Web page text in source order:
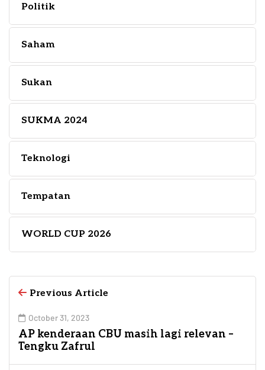
Politik
Saham
Sukan
SUKMA 2024
Teknologi
Tempatan
WORLD CUP 2026
Previous Article
October 31, 2023
AP kenderaan CBU masih lagi relevan –
Tengku Zafrul